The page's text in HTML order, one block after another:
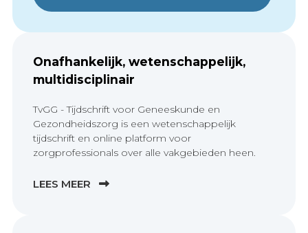
Onafhankelijk, wetenschappelijk,
multidisciplinair
TvGG - Tijdschrift voor Geneeskunde en
Gezondheidszorg is een wetenschappelijk
tijdschrift en online platform voor
zorgprofessionals over alle vakgebieden heen.
LEES MEER